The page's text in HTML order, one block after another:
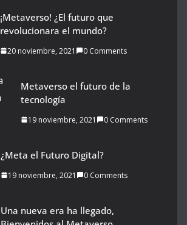
¡Metaverso! ¿El futuro que
revolucionara el mundo?
20 noviembre, 2021 0 Comments
Metaverso el futuro de la
tecnología
19 noviembre, 2021 0 Comments
¿Meta el Futuro Digital?
19 noviembre, 2021 0 Comments
Una nueva era ha llegado,